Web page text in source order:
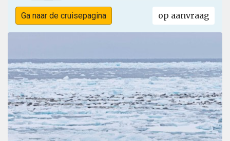
Ga naar de cruisepagina op aanvraag